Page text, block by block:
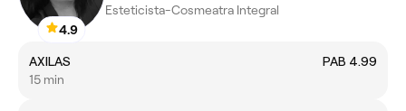
4.9
Esteticista-Cosmeatra Integral
AXILAS
PAB 4.99
15 min